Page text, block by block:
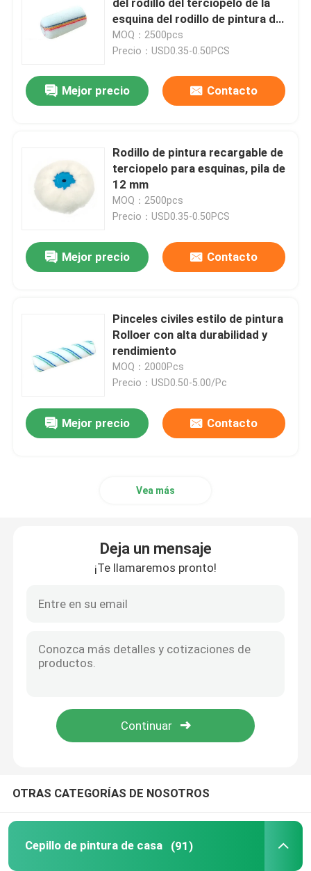
Productos
esquina del rodillo de pintura de
la pila de 12m m
MOQ：2500pcs
Precio：USD0.35-0.50PCS
Mejor precio Contacto
Rodillo de pintura recargable de
terciopelo para esquinas, pila de
12 mm
MOQ：2500pcs
Precio：USD0.35-0.50PCS
Mejor precio Contacto
Pinceles civiles estilo de pintura
Rolloer con alta durabilidad y
rendimiento
MOQ：2000Pcs
Precio：USD0.50-5.00/Pc
Mejor precio Contacto
Vea más
Deja un mensaje
¡Te llamaremos pronto!
OTRAS CATEGORÍAS DE NOSOTROS
Cepillo de pintura de casa (91)